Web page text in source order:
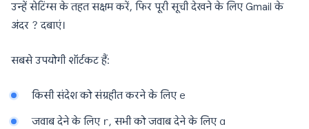
उन्हें सेटिंग्स के तहत सक्षम करें, फिर पूरी सूची देखने के लिए Gmail के
अंदर ? दबाएं।
सबसे उपयोगी शॉर्टकट हैं:
किसी संदेश को संग्रहीत करने के लिए e
जवाब देने के लिए r, सभी को जवाब देने के लिए a